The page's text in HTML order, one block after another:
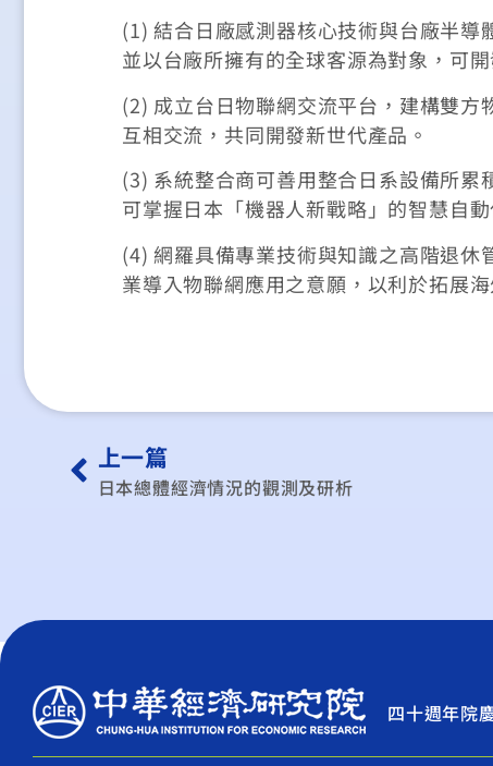
(1) 結合日廠感測器核心技術與台廠半導
並以台廠所擁有的全球客源為對象，可
(2) 成立台日物聯網交流平台，建構雙
互相交流，共同開發新世代產品。
(3) 系統整合商可善用整合日系設備所
可掌握日本「機器人新戰略」的智慧自
(4) 網羅具備專業技術與知識之高階退
業導入物聯網應用之意願，以利於拓展海
上一篇
日本總體經濟情況的觀測及研析
四十週年院